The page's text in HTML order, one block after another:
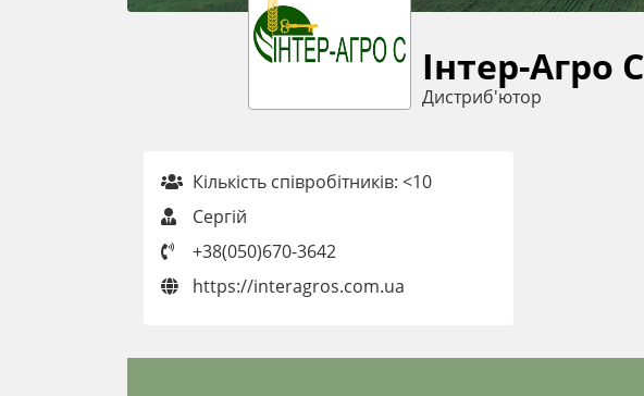
Інтер-Агро С
Дистриб'ютор
Кількість співробітників: <10
Сергій
+38(050)670-3642
https://interagros.com.ua